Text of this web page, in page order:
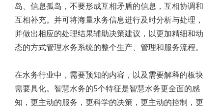
岛、信息孤岛，不要形成互相矛盾的信息，互相协调和
互相补充。并可将海量水务信息进行及时分析与处理，
并做出相应的处理结果辅助决策建议，以更加精细和动
态的方式管理水务系统的整个生产、管理和服务流程。
在水务行业中，需要预知的内容，以及需要解释的板块
需要具化。智慧水务的5个特征是智慧水务更全面的感
知，更主动的服务，更科学的决策，更主动的控制，更